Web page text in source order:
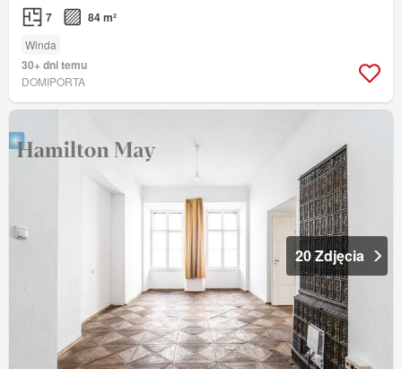
7 84 m²
Winda
30+ dni temu
DOMIPORTA
20 Zdjęcia